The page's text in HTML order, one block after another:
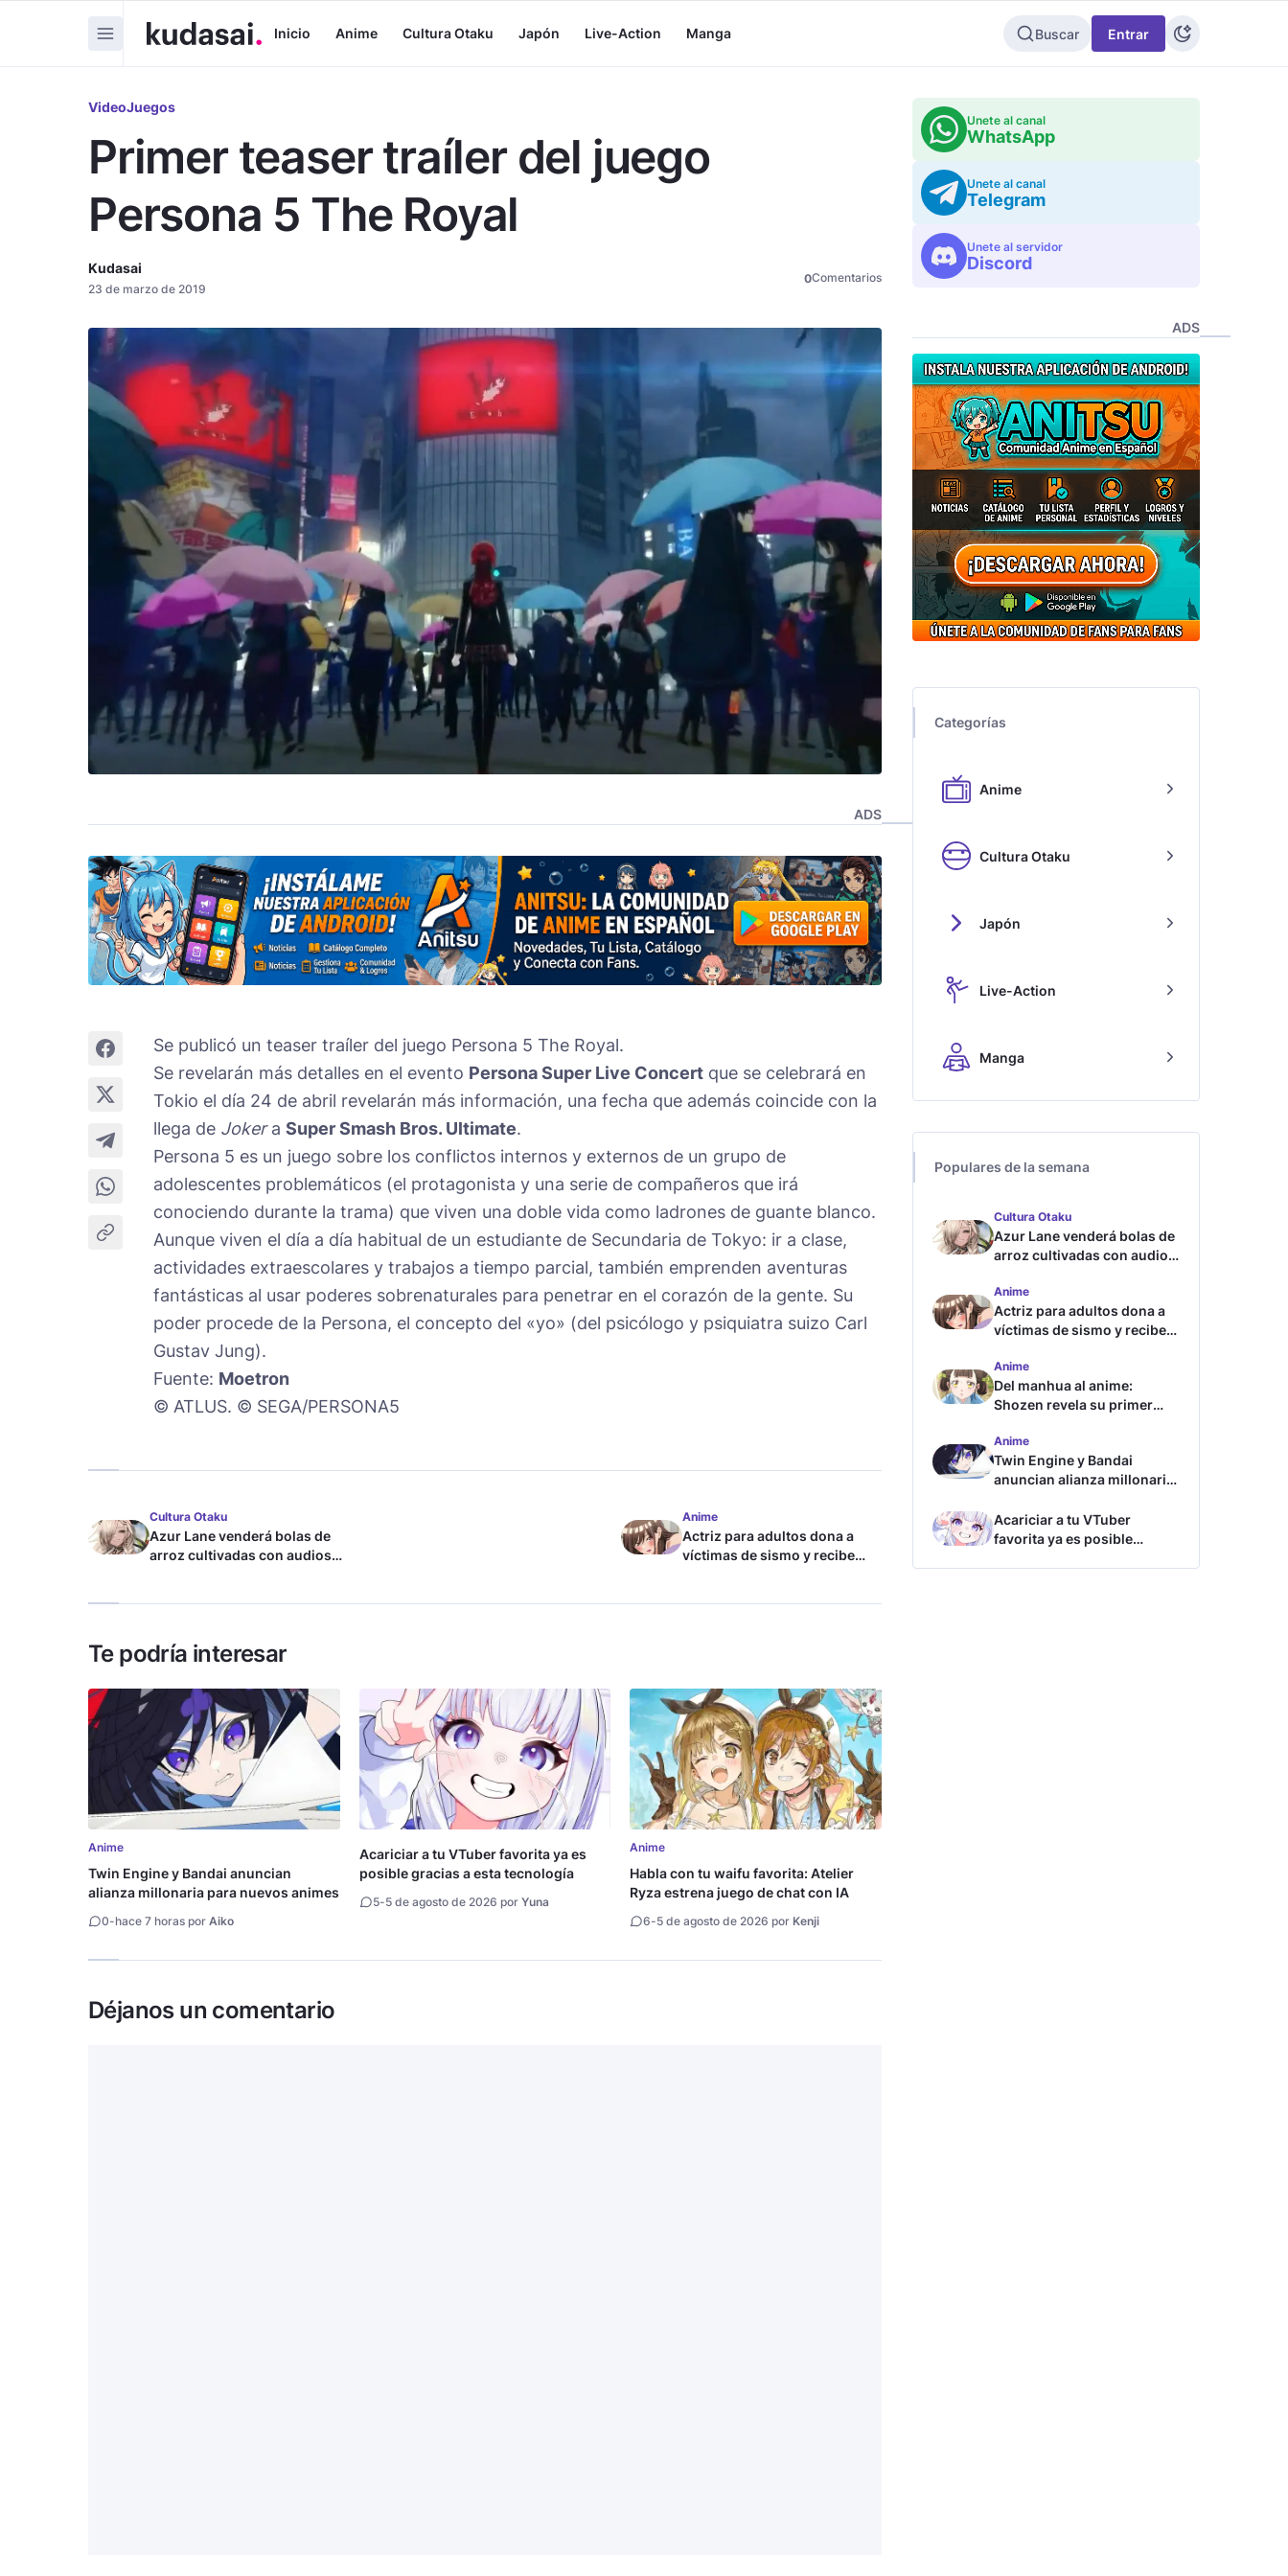
Inicio Anime Cultura Otaku Japón Live-Action Manga Buscar Entrar
VideoJuegos
Primer teaser traíler del juego
Persona 5 The Royal
Kudasai
23 de marzo de 2019
0Comentarios
ADS
Se publicó un teaser traíler del juego Persona 5 The Royal.
Se revelarán más detalles en el evento Persona Super Live Concert que se celebrará en
Tokio el día 24 de abril revelarán más información, una fecha que además coincide con la
llega de Jokera Super Smash Bros. Ultimate.
Persona 5 es un juego sobre los conflictos internos y externos de un grupo de
adolescentes problemáticos (el protagonista y una serie de compañeros que irá
conociendo durante la trama) que viven una doble vida como ladrones de guante blanco.
Aunque viven el día a día habitual de un estudiante de Secundaria de Tokyo: ir a clase,
actividades extraescolares y trabajos a tiempo parcial, también emprenden aventuras
fantásticas al usar poderes sobrenaturales para penetrar en el corazón de la gente. Su
poder procede de la Persona, el concepto del «yo» (del psicólogo y psiquiatra suizo Carl
Gustav Jung).
Fuente: Moetron
© ATLUS. © SEGA/PERSONA5
Cultura Otaku
Azur Lane venderá bolas de
arroz cultivadas con audios
Anime
Actriz para adultos dona a
víctimas de sismo y recibe
Te podría interesar
Anime
Twin Engine y Bandai anuncian
alianza millonaria para nuevos animes
0-hace 7 horas por Aiko
Acariciar a tu VTuber favorita ya es
posible gracias a esta tecnología
5-5 de agosto de 2026 por Yuna
Anime
Habla con tu waifu favorita: Atelier
Ryza estrena juego de chat con IA
6-5 de agosto de 2026 por Kenji
Déjanos un comentario
Unete al canal
WhatsApp
Unete al canal
Telegram
Unete al servidor
Discord
ADS
Categorías
Anime
Cultura Otaku
Japón
Live-Action
Manga
Populares de la semana
Cultura Otaku
Azur Lane venderá bolas de
arroz cultivadas con audios
Anime
Actriz para adultos dona a
víctimas de sismo y recibe
Anime
Del manhua al anime:
Shozen revela su primer
Anime
Twin Engine y Bandai
anuncian alianza millonaria
Acariciar a tu VTuber
favorita ya es posible